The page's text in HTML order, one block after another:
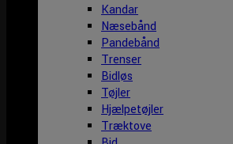
Kandar
Næsebånd
Pandebånd
Trenser
Bidløs
Tøjler
Hjælpetøjler
Træktove